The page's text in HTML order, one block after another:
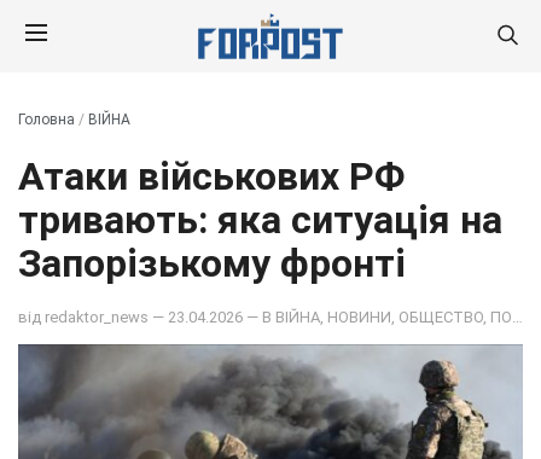
Головна / ВІЙНА
Атаки військових РФ
тривають: яка ситуація на
Запорізькому фронті
від redaktor_news — 23.04.2026 — В ВІЙНА НОВИНИ ОБЩЕСТВО ПОДІЇ